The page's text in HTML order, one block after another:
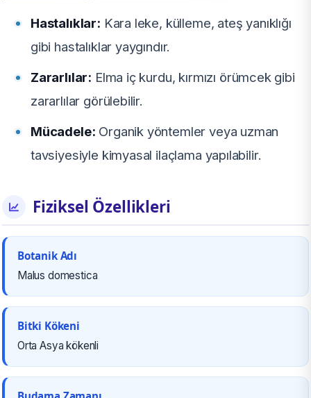
Hastalıklar: Kara leke, külleme, ateş yanıklığı
gibi hastalıklar yaygındır.
Zararlılar: Elma iç kurdu, kırmızı örümcek gibi
zararlılar görülebilir.
Mücadele: Organik yöntemler veya uzman
tavsiyesiyle kimyasal ilaçlama yapılabilir.
Fiziksel Özellikleri
Botanik Adı
Malus domestica
Bitki Kökeni
Orta Asya kökenli